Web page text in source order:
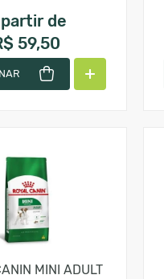
de
59,50
MINI ADULT